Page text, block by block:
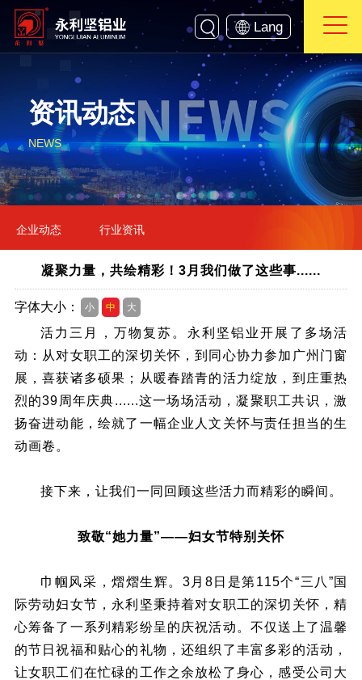
Lang
资讯动态
NEWS
企业动态 行业资讯
凝聚力量，共绘精彩！3月我们做了这些事......
字体大小： 小 中 大
活力三月，万物复苏。永利坚铝业开展了多场活
动：从对女职工的深切关怀，到同心协力参加广州门窗
展，喜获诸多硕果；从暖春踏青的活力绽放，到庄重热
烈的39周年庆典......这一场场活动，凝聚职工共识，激
扬奋进动能，绘就了一幅企业人文关怀与责任担当的生
动画卷。
接下来，让我们一同回顾这些活力而精彩的瞬间。
致敬“她力量”——妇女节特别关怀
‌巾帼风采，熠熠生辉。3月8日是第115个“三八”国
际劳动妇女节，永利坚秉持着对女职工的深切关怀，精
心筹备了一系列精彩纷呈的庆祝活动。不仅送上了温馨
的节日祝福和贴心的礼物，还组织了丰富多彩的活动，
让女职工们在忙碌的工作之余放松了身心，感受公司大